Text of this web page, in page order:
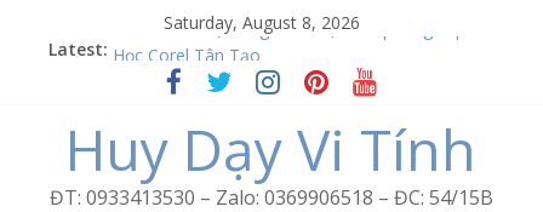
Saturday, August 8, 2026
Latest: Word Bình Trị Đông – Tin học văn phòng cấp tốc
Học Corel Tân Tạo
Cách tạo USB Boot bằng Ventoy
Khóa học Photoshop tại Tân Tạo
Excel Bình Trị Đông – Vi tính văn phòng cấp tốc
Huy Dạy Vi Tính
ĐT: 0933413530 – Zalo: 0369906518 – ĐC: 54/15B